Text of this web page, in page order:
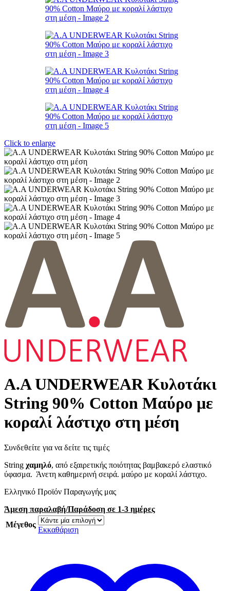
Click to enlarge
A.A UNDERWEAR Κυλοτάκι
String 90% Cotton Μαύρο με
κοραλί λάστιχο στη μέση
Συνδεθείτε για να δείτε τις τιμές
String χαμηλό, από εξαιρετικής ποιότητας βαμβακερό ελαστικό
ύφασμα. Άνετη καθημερινή σειρά. μαύρο με κοραλί λάστιχο.
Ελληνικό Προϊόν Παραγωγής μας
Άμεση παραλαβή/Παράδοση σε 1-3 ημέρες
Μέγεθος
Εκκαθάριση